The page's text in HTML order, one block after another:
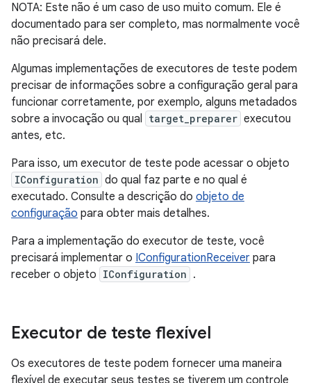
NOTA: Este não é um caso de uso muito comum. Ele é
documentado para ser completo, mas normalmente você
não precisará dele.
Algumas implementações de executores de teste podem
precisar de informações sobre a configuração geral para
funcionar corretamente, por exemplo, alguns metadados
sobre a invocação ou qual target_preparer executou
antes, etc.
Para isso, um executor de teste pode acessar o objeto
IConfiguration do qual faz parte e no qual é
executado. Consulte a descrição do objeto de
configuração para obter mais detalhes.
Para a implementação do executor de teste, você
precisará implementar o IConfigurationReceiver para
receber o objeto IConfiguration .
Executor de teste flexível
Os executores de teste podem fornecer uma maneira
flexível de executar seus testes se tiverem um controle